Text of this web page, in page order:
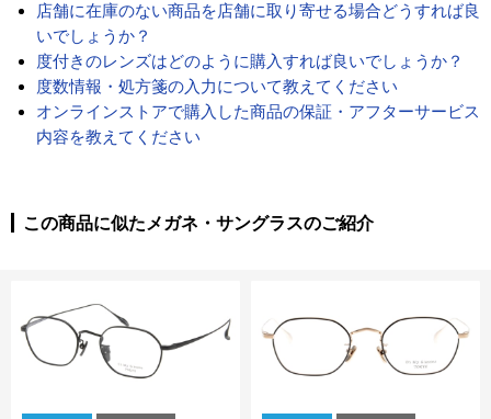
店舗に在庫のない商品を店舗に取り寄せる場合どうすれば良
いでしょうか？
度付きのレンズはどのように購入すれば良いでしょうか？
度数情報・処方箋の入力について教えてください
オンラインストアで購入した商品の保証・アフターサービス
内容を教えてください
この商品に似たメガネ・サングラスのご紹介